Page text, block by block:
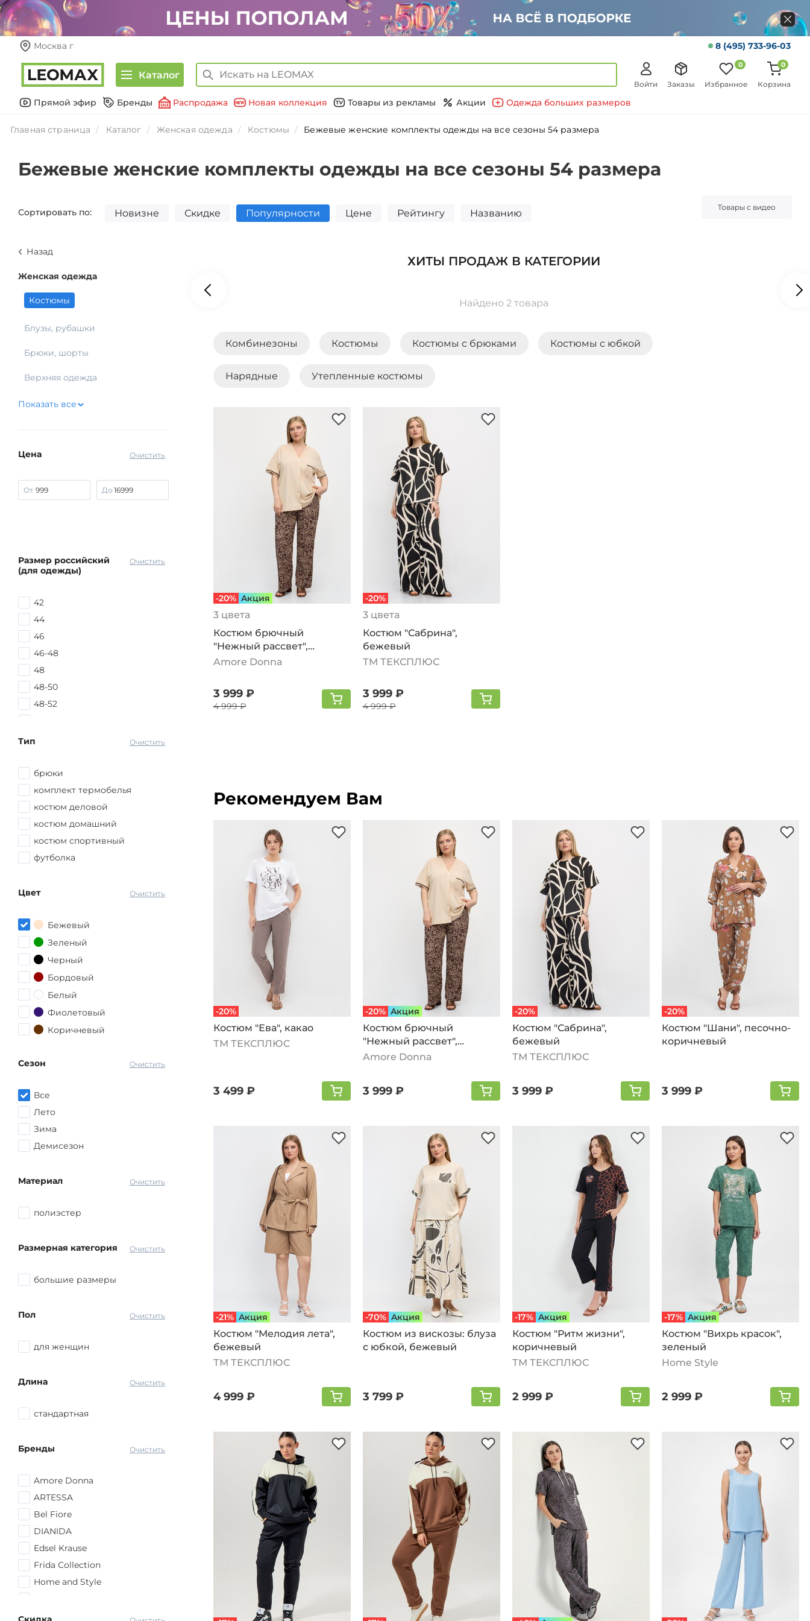
Москва г 8 (495) 733-96-03
Каталог
Войти Заказы Избранное
0
Корзина
0
Прямой эфир Бренды Распродажа Новая коллекция Товары из рекламы Акции Одежда больших размеров
Главная страница Каталог Женская одежда Костюмы Бежевые женские комплекты одежды на все сезоны 54 размера
Бежевые женские комплекты одежды на все сезоны 54 размера
Сортировать по: Новизне Скидке Популярности Цене Рейтингу Названию
Товары с видео
Назад
Женская одежда
Костюмы
Блузы, рубашки
Брюки, шорты
Верхняя одежда
Показать все
Очистить
Цена
От До
Очистить
Размер российский
(для одежды)
42
44
46
46-48
48
48-50
48-52
50
52
52-54
52-56
54
54-56
54-58
56-58
58-60
60
60-62
62
62-64
64
64-66
72-74
Очистить
Тип
брюки
комплект термобелья
костюм деловой
костюм домашний
костюм спортивный
футболка
Очистить
Цвет
Бежевый
Зеленый
Черный
Бордовый
Белый
Фиолетовый
Коричневый
Желтый
Голубой
Оранжевый
Синий
Очистить
Сезон
Все
Лето
Зима
Демисезон
Очистить
Материал
полиэстер
Очистить
Размерная категория
большие размеры
Очистить
Пол
для женщин
Очистить
Длина
стандартная
Очистить
Бренды
Amore Donna
ARTESSA
Bel Fiore
DIANIDA
Edsel Krause
Frida Collection
Home and Style
Kazee
ХИТЫ ПРОДАЖ В КАТЕГОРИИ
Найдено 2 товара
Комбинезоны Костюмы Костюмы с брюками Костюмы с юбкой
Нарядные Утепленные костюмы
-20% Aкция
3 цвета
Костюм брючный
"Нежный рассвет",
бежевый
Amore Donna
3 999 ₽
4 999 ₽
-20%
3 цвета
Костюм "Сабрина",
бежевый
ТМ ТЕКСПЛЮС
3 999 ₽
4 999 ₽
Рекомендуем Вам
-20%
Костюм "Ева", какао
ТМ ТЕКСПЛЮС
3 499 ₽
-20% Aкция
Костюм брючный
"Нежный рассвет",
бежевый
Amore Donna
3 999 ₽
-20%
Костюм "Сабрина",
бежевый
ТМ ТЕКСПЛЮС
3 999 ₽
-20%
Костюм "Шани", песочно-
коричневый
3 999 ₽
-21% Aкция
Костюм "Мелодия лета",
бежевый
ТМ ТЕКСПЛЮС
4 999 ₽
-70% Aкция
Костюм из вискозы: блуза
с юбкой, бежевый
3 799 ₽
-17% Aкция
Кoстюм "Ритм жизни",
коричневый
ТМ ТЕКСПЛЮС
2 999 ₽
-17% Aкция
Костюм "Вихрь красок",
зеленый
Home Style
2 999 ₽